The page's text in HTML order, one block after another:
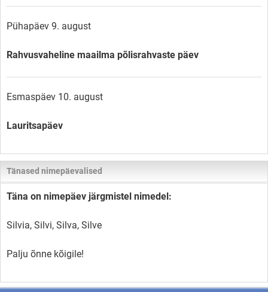
Pühapäev 9. august
Rahvusvaheline maailma põlisrahvaste päev
Esmaspäev 10. august
Lauritsapäev
Tänased nimepäevalised
Täna on nimepäev järgmistel nimedel:
Silvia, Silvi, Silva, Silve
Palju õnne kõigile!